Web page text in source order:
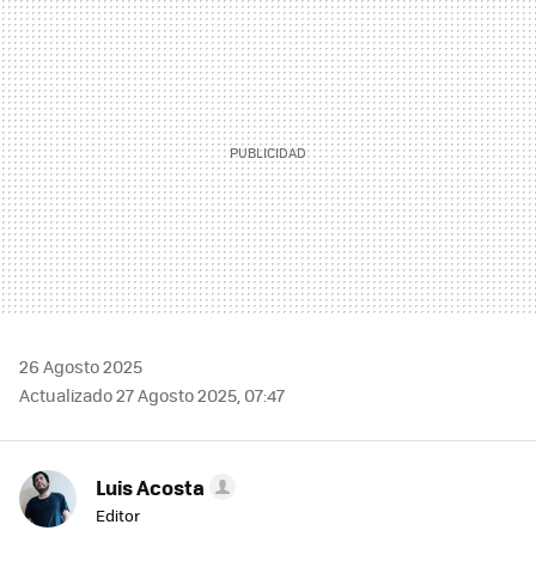
MAIL
26 Agosto 2025
Actualizado 27 Agosto 2025, 07:47
Luis Acosta
Editor